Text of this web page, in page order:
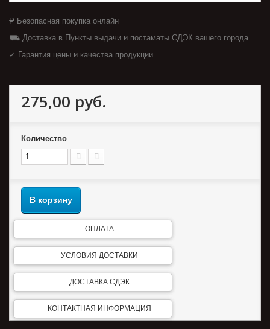
₱ Безопасная покупка онлайн
⛟ Доставка в Пункты выдачи и постаматы СДЭК вашего города
✓ Гарантия цены и качества продукции
275,00 руб.
Количество
В корзину
ОПЛАТА
УСЛОВИЯ ДОСТАВКИ
ДОСТАВКА СДЭК
КОНТАКТНАЯ ИНФОРМАЦИЯ